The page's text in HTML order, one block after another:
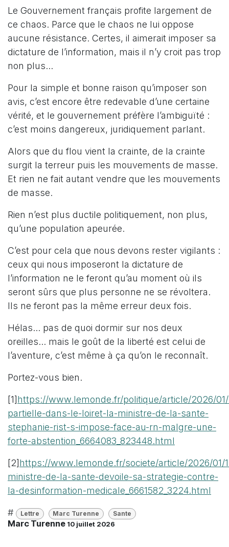
Le Gouvernement français profite largement de
ce chaos. Parce que le chaos ne lui oppose
aucune résistance. Certes, il aimerait imposer sa
dictature de l’information, mais il n’y croit pas trop
non plus...
Pour la simple et bonne raison qu’imposer son
avis, c’est encore être redevable d’une certaine
vérité, et le gouvernement préfère l’ambiguïté :
c’est moins dangereux, juridiquement parlant.
Alors que du flou vient la crainte, de la crainte
surgit la terreur puis les mouvements de masse.
Et rien ne fait autant vendre que les mouvements
de masse.
Rien n’est plus ductile politiquement, non plus,
qu’une population apeurée.
C’est pour cela que nous devons rester vigilants :
ceux qui nous imposeront la dictature de
l’information ne le feront qu’au moment où ils
seront sûrs que plus personne ne se révoltera.
Ils ne feront pas la même erreur deux fois.
Hélas... pas de quoi dormir sur nos deux
oreilles... mais le goût de la liberté est celui de
l’aventure, c’est même à ça qu’on le reconnaît.
Portez-vous bien.
[1]https://www.lemonde.fr/politique/article/2026/
partielle-dans-le-loiret-la-ministre-de-la-sante-
stephanie-rist-s-impose-face-au-rn-malgre-une-
forte-abstention_6664083_823448.html
[2]https://www.lemonde.fr/societe/article/2026/01/
ministre-de-la-sante-devoile-sa-strategie-contre-
la-desinformation-medicale_6661582_3224.html
# Lettre Marc Turenne Sante
Marc Turenne 10 juillet 2026